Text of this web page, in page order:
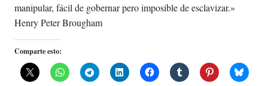
manipular, fácil de gobernar pero imposible de esclavizar.»
Henry Peter Brougham
Comparte esto: